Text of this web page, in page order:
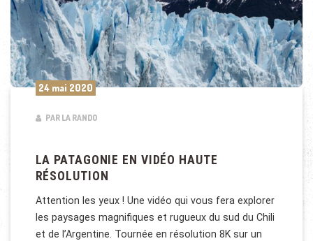
24 mai 2020
PAR LA RANDO
LA PATAGONIE EN VIDÉO HAUTE
RÉSOLUTION
Attention les yeux ! Une vidéo qui vous fera explorer
les paysages magnifiques et rugueux du sud du Chili
et de l’Argentine. Tournée en résolution 8K sur un